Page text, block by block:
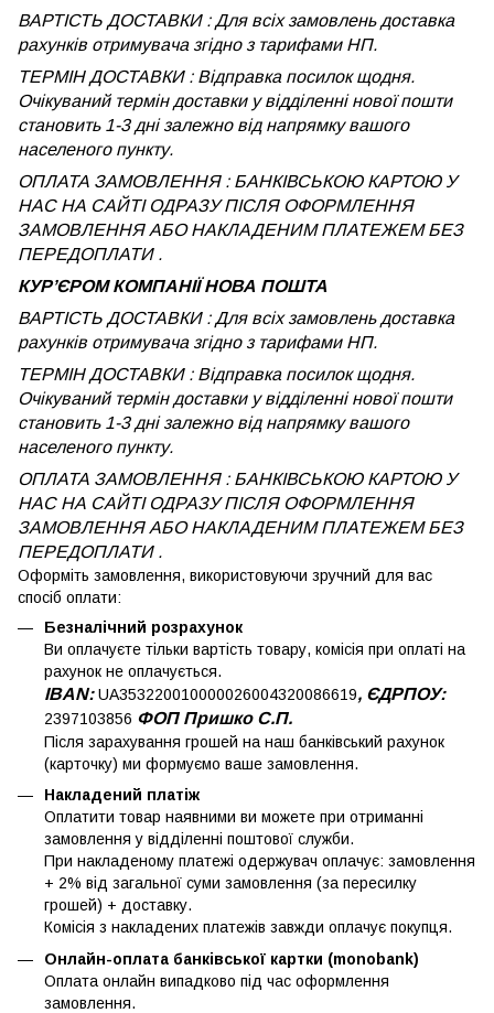
ВАРТІСТЬ ДОСТАВКИ : Для всіх замовлень доставка
рахунків отримувача згідно з тарифами НП.
ТЕРМІН ДОСТАВКИ : Відправка посилок щодня.
Очікуваний термін доставки у відділенні нової пошти
становить 1-3 дні залежно від напрямку вашого
населеного пункту.
ОПЛАТА ЗАМОВЛЕННЯ : БАНКІВСЬКОЮ КАРТОЮ У
НАС НА САЙТІ ОДРАЗУ ПІСЛЯ ОФОРМЛЕННЯ
ЗАМОВЛЕННЯ АБО НАКЛАДЕНИМ ПЛАТЕЖЕМ БЕЗ
ПЕРЕДОПЛАТИ .
КУРʼЄРОМ КОМПАНІЇ НОВА ПОШТА
ВАРТІСТЬ ДОСТАВКИ : Для всіх замовлень доставка
рахунків отримувача згідно з тарифами НП.
ТЕРМІН ДОСТАВКИ : Відправка посилок щодня.
Очікуваний термін доставки у відділенні нової пошти
становить 1-3 дні залежно від напрямку вашого
населеного пункту.
ОПЛАТА ЗАМОВЛЕННЯ : БАНКІВСЬКОЮ КАРТОЮ У
НАС НА САЙТІ ОДРАЗУ ПІСЛЯ ОФОРМЛЕННЯ
ЗАМОВЛЕННЯ АБО НАКЛАДЕНИМ ПЛАТЕЖЕМБЕЗ
ПЕРЕДОПЛАТИ .
Оформіть замовлення, використовуючи зручний для вас
спосіб оплати:
Безналічний розрахунок
Ви оплачуєте тільки вартість товару, комісія при оплаті на
рахунок не оплачується.
IBAN:UA353220010000026004320086619, ЄДРПОУ:
2397103856 ФОП Пришко С.П.
Після зарахування грошей на наш банківський рахунок
(карточку) ми формуємо ваше замовлення.
Накладений платіж
Оплатити товар наявними ви можете при отриманні
замовлення у відділенні поштової служби.
При накладеному платежі одержувач оплачує: замовлення
+ 2% від загальної суми замовлення (за пересилку
грошей) + доставку.
Комісія з накладених платежів завжди оплачує покупця.
Онлайн-оплата банківської картки (monobank)
Оплата онлайн випадково під час оформлення
замовлення.